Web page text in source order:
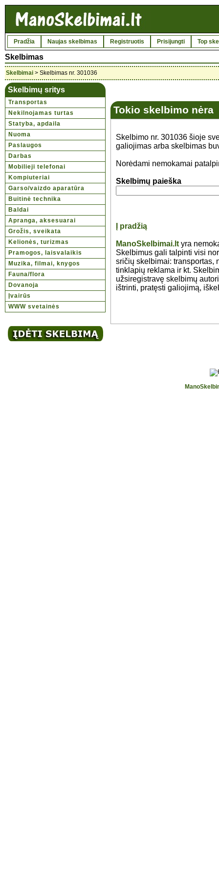
Pradžia Naujas skelbimas Registruotis Prisijungti Top
Skelbimas
Skelbimai > Skelbimas nr. 301036
Skelbimų sritys
Transportas
Nekilnojamas turtas
Statyba, apdaila
Nuoma
Paslaugos
Darbas
Mobilieji telefonai
Kompiuteriai
Garso/vaizdo aparatūra
Buitinė technika
Baldai
Apranga, aksesuarai
Grožis, sveikata
Kelionės, turizmas
Pramogos, laisvalaikis
Muzika, filmai, knygos
Fauna/flora
Dovanoja
Įvairūs
WWW svetainės
Tokio skelbimo nėra
Skelbimo nr. 301036 šioje
galiojimas arba skelbimas
Norėdami nemokamai
Skelbimų paieška
Į pradžią
ManoSkelbimai.lt yra
Skelbimus gali talpinti visi
sričių skelbimai: transportas,
tinklapių reklama ir kt.
užsiregistravę skelbimų
ištrinti, pratęsti galiojimą,